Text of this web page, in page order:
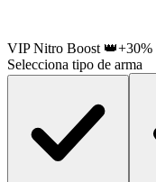
VIP Nitro Boost 👑+30%
Selecciona tipo de arma